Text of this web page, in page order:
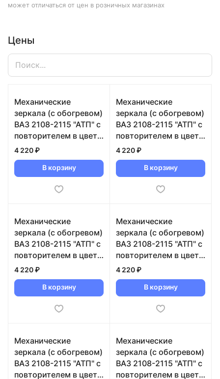
может отличаться от цен в розничных магазинах
Цены
Механические
зеркала (с обогревом)
ВАЗ 2108-2115 "АТП" с
повторителем в цвет
кузова (100 Триумф)
4 220 ₽
В корзину
Механические
зеркала (с обогревом)
ВАЗ 2108-2115 "АТП" с
повторителем в цвет
кузова (1001 Озеро
Тахо)
4 220 ₽
В корзину
Механические
зеркала (с обогревом)
ВАЗ 2108-2115 "АТП" с
повторителем в цвет
кузова (1002 Ричмо)
4 220 ₽
В корзину
Механические
зеркала (с обогревом)
ВАЗ 2108-2115 "АТП" с
повторителем в цвет
кузова (1005
Салатовый)
4 220 ₽
В корзину
Механические
зеркала (с обогревом)
ВАЗ 2108-2115 "АТП" с
повторителем в цвет
Механические
зеркала (с обогревом)
ВАЗ 2108-2115 "АТП" с
повторителем в цвет